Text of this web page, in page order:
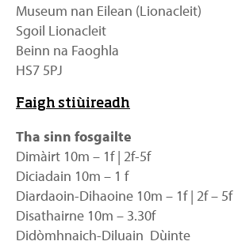
Museum nan Eilean (Lionacleit)
Sgoil Lionacleit
Beinn na Faoghla
HS7 5PJ
Faigh stiùireadh
Tha sinn fosgailte
Dimàirt 10m – 1f | 2f-5f
Diciadain 10m – 1 f
Diardaoin-Dihaoine 10m – 1f | 2f – 5f
Disathairne 10m – 3.30f
Didòmhnaich-Diluain Dùinte